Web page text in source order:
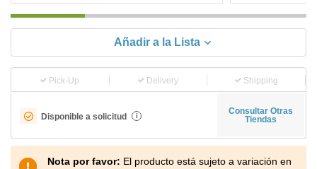
Añadir a la Lista
Pick-Up Delivery Shipping
Disponible a solicitud i
Consultar Otras
Tiendas
Nota por favor: El producto está sujeto a variación en